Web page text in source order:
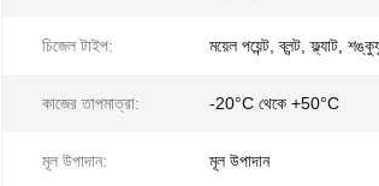
চিজেল টাইপ: ময়েল পয়েন্ট, ব্লন্ট, ফ্ল্যাট,
কাজের তাপমাত্রা: -20°C থেকে +50°C
মূল উপাদান: মূল উপাদান